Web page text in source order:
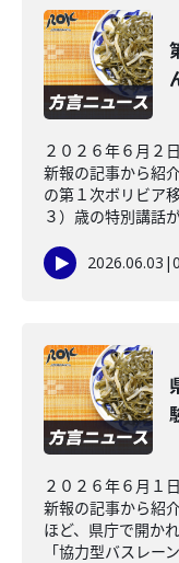
２０２６年６月２
新報の記事から紹
の第１次ボリビア
３）歳の特別講話
2026.06.03 |
２０２６年６月１
新報の記事から紹
ほど、県庁で開か
「協力型バスレー